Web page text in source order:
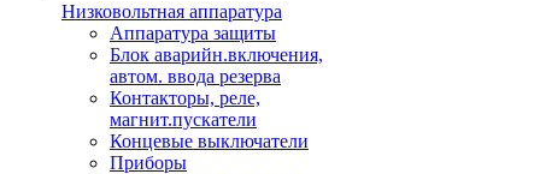
Низковольтная аппаратура
Аппаратура защиты
Блок аварийн.включения,
автом. ввода резерва
Контакторы, реле,
магнит.пускатели
Концевые выключатели
Приборы